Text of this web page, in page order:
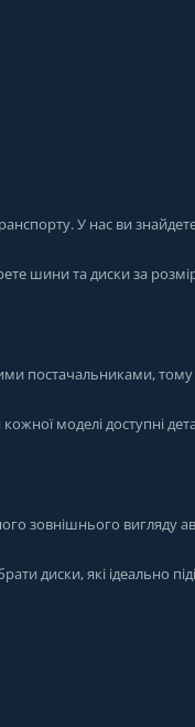
У нас ви
шини та диски за
постачальниками, тому
моделі доступні
зовнішнього вигляду
диски, які ідеально